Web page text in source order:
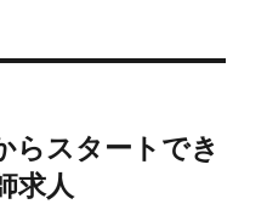
らスタートでき
求人